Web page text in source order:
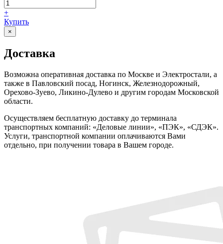
+
Купить
×
Доставка
Возможна оперативная доставка по Москве и Электростали, а
также в Павловский посад, Ногинск, Железнодорожный,
Орехово-Зуево, Ликино-Дулево и другим городам Московской
области.
Осуществляем бесплатную доставку до терминала
транспортных компаний: «Деловые линии», «ПЭК», «СДЭК».
Услуги, транспортной компании оплачиваются Вами
отдельно, при получении товара в Вашем городе.